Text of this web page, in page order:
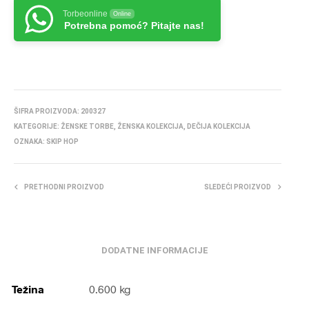
Torbeonline Online
Potrebna pomoć? Pitajte nas!
ŠIFRA PROIZVODA: 200327
KATEGORIJE: ŽENSKE TORBE ŽENSKA KOLEKCIJA
DEČIJA KOLEKCIJA
OZNAKA: SKIP HOP
PRETHODNI PROIZVOD SLEDEĆI PROIZVOD
DODATNE INFORMACIJE
Težina 0.600 kg